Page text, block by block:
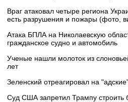
Враг атаковал четыре региона
есть разрушения и пожары (фото,
Атака БПЛА на Николаевскую
гражданское судно и автомобиль
Ученые нашли молоток из
лет
Зеленский отреагировал на
Суд США запретил Трампу